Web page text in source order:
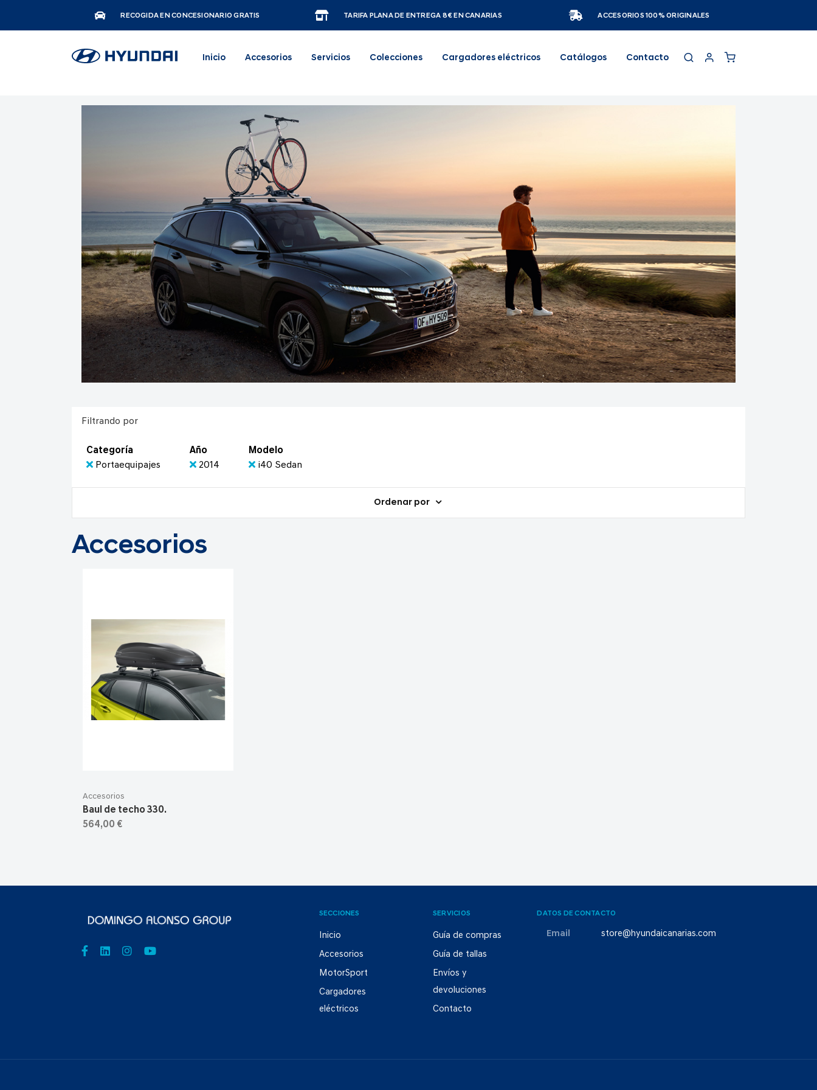
RECOGIDA EN CONCESIONARIO GRATIS TARIFA PLANA DE ENTREGA 8€ EN CANARIAS ACCESORIOS 100% ORIGINALES
Inicio Accesorios Servicios Colecciones Cargadores eléctricos Catálogos Contacto
Filtrando por
Categoría
Portaequipajes
Año
2014
Modelo
i40 Sedan
Ordenar por
Accesorios
Accesorios
Baul de techo 330.
564,00 €
SECCIONES
Inicio
Accesorios
MotorSport
Cargadores
eléctricos
SERVICIOS
Guía de compras
Guía de tallas
Envíos y
devoluciones
Contacto
DATOS DE CONTACTO
Email store@hyundaicanarias.com